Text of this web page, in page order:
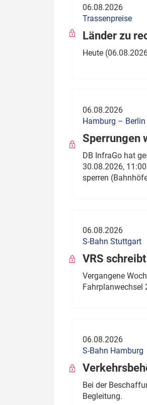
Politik
wen?
Thema des Monats
Dossier:
Dossier: ETCS
Dossier:
06.08.2026
Trassenpreise
Länder zu
Heute
06.08.2026
Hamburg – Berlin
Sperrungen
DB InfraGo hat
30.08.2026,
sperren
06.08.2026
S-Bahn Stuttgart
VRS
Vergangene
Fahrplanwechsel
06.08.2026
S-Bahn Hamburg
Bei der
Begleitung.